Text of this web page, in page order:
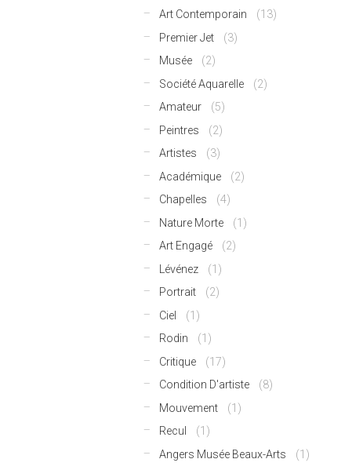
Art Contemporain
(13)
Premier Jet
(3)
Musée
(2)
Société Aquarelle
(2)
Amateur
(5)
Peintres
(2)
Artistes
(3)
Académique
(2)
Chapelles
(4)
Nature Morte
(1)
Art Engagé
(2)
Lévénez
(1)
Portrait
(2)
Ciel
(1)
Rodin
(1)
Critique
(17)
Condition D'artiste
(8)
Mouvement
(1)
Recul
(1)
Angers Musée Beaux-Arts
(1)